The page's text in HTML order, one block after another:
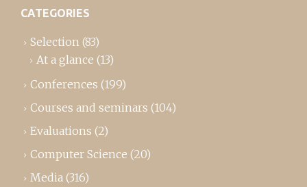
CATEGORIES
Selection (83)
At a glance (13)
Conferences (199)
Courses and seminars (104)
Evaluations (2)
Computer Science (20)
Media (316)